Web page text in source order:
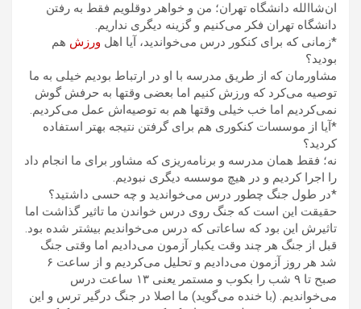
ان‌شاالله دانشگاه تهران؛ من و خواهر دوقلویم فقط به رفتن
دانشگاه تهران فکر می‌کنیم و گزینه دیگری نداریم.
*زمانی که برای کنکور درس می‌خواندید، آیا اهل ورزش هم
بودید؟
مشاورمان که از طریق مدرسه با او در ارتباط بودیم خیلی به ما
توصیه می‌کرد که ورزش کنیم اما بعضی وقتها به حرفش گوش
نمی‌کردیم اما خب خیلی وقتها هم به توصیه‌اش عمل می‌کردیم.
*آیا از موسسات کنکوری هم برای گرفتن نتیجه بهتر استفاده
کردید؟
نه؛ فقط همان مدرسه و برنامه‌ریزی که مشاور برای ما انجام داد
را اجرا کردیم و در هیچ موسسه دیگری نبودیم.
*در طول جنگ چطور درس می‌خواندید و چه حسی داشتید؟
حقیقت این است که جنگ روی درس خواندن ما تاثیر گذاشت اما
تاثیرش این بود که ساعاتی که درس می‌خواندیم بیشتر شده بود.
قبل از جنگ هر چند وقت یکبار آزمون می‌دادیم اما وقتی جنگ
شد هر روز آزمون می‌دادیم و تحلیل می‌کردیم و از ساعت ۶
صبح تا ۹ شب را بکوب و مستمر یعنی ۱۳ ساعت درس
می‌خواندیم. (با خنده می‌گوید) ما اصلا در جنگ درگیر ترس و این